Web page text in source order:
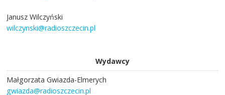
Janusz Wilczyński
wilczynski@radioszczecin.pl
Wydawcy
Małgorzata Gwiazda-Elmerych
gwiazda@radioszczecin.pl